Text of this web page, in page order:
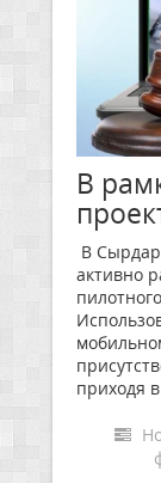
В
В
активно
приходя